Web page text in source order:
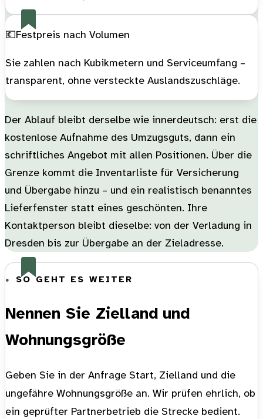
💶Festpreis nach Volumen
Sie zahlen nach Kubikmetern und Serviceumfang –
transparent, ohne versteckte Auslandszuschläge.
Der Ablauf bleibt derselbe wie innerdeutsch: erst die
kostenlose Aufnahme des Umzugsguts, dann ein
schriftliches Angebot mit allen Positionen. Über die
Grenze kommt die Inventarliste für Versicherung
und Übergabe hinzu – und ein realistisch benanntes
Lieferfenster statt eines geschönten. Ihre
Kontaktperson bleibt dieselbe: von der Verladung in
Dresden bis zur Übergabe an der Zieladresse.
SO GEHT ES WEITER
Nennen Sie Zielland und
Wohnungsgröße
Geben Sie in der Anfrage Start, Zielland und die
ungefähre Wohnungsgröße an. Wir prüfen ehrlich, ob
ein geprüfter Partnerbetrieb die Strecke bedient.